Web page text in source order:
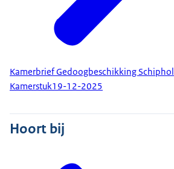
Kamerbrief Gedoogbeschikking Schiphol
Kamerstuk19-12-2025
Hoort bij